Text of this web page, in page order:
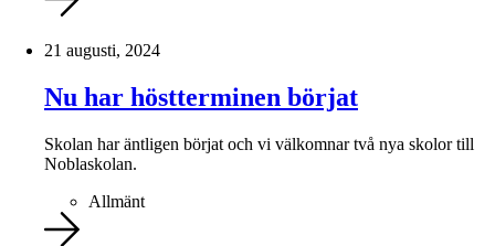
21 augusti, 2024
Nu har höstterminen börjat
Skolan har äntligen börjat och vi välkomnar två nya skolor till
Noblaskolan.
Allmänt